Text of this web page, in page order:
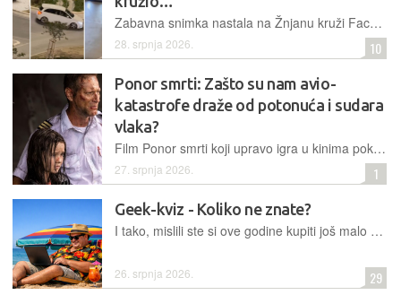
Zabavna snimka nastala na Žnjanu kruži Facebookom, a prikazuje automobil koji bez potrebe i iz nepoznatog razloga radi krugove po malom kružnom toku. Komentatori su pokušali dati objašnjenje
28. srpnja 2026. 10
Ponor smrti: Zašto su nam avio-
katastrofe draže od potonuća i sudara
vlaka?
Film Ponor smrti koji upravo igra u kinima pokazuje, kako unatoč statistikama da su komercijalni letovi sigurniji od autobusa, publika ipak hrli radije u kina kad je u pitanju film s temom avio-katastrofe nego bilo kojih drugih transportnih nesreća
27. srpnja 2026. 1
Geek-kviz - Koliko ne znate?
I tako, mislili ste si ove godine kupiti još malo RAM-a, dodatni NVMe disk i grafičku karticu? I – kako vam napreduju planovi? Lol.
26. srpnja 2026. 29